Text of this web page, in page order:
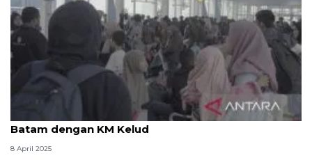
Pemprov Sumut fasilitasi 500 pemudik balik ke
Batam dengan KM Kelud
8 April 2025